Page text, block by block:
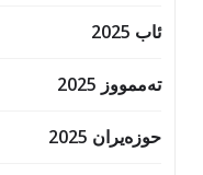
ئاب 2025
تەممووز 2025
حوزه‌یران 2025